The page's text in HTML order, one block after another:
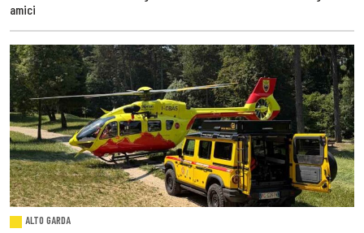
amici
ALTO GARDA